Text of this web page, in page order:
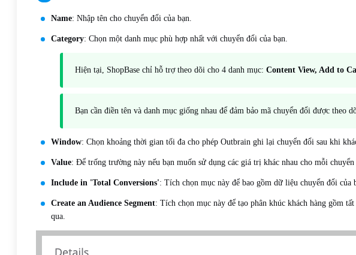
Name: Nhập tên cho chuyển đổi của bạn.
Category: Chọn một danh mục phù hợp nhất với chuyển đổi của bạn.
Hiện tại, ShopBase chỉ hỗ trợ theo dõi cho 4 danh mục: Content View, Add to
Bạn cần điền tên và danh mục giống nhau để đảm bảo mã chuyển đổi được theo
Window: Chọn khoảng thời gian tối đa cho phép Outbrain ghi lại chuyển đổi sau khi
Value: Để trống trường này nếu bạn muốn sử dụng các giá trị khác nhau cho mỗi
Include in 'Total Conversions': Tích chọn mục này để bao gồm dữ liệu chuyển đổi của
Create an Audience Segment: Tích chọn mục này để tạo phân khúc khách hàng gồm
qua.